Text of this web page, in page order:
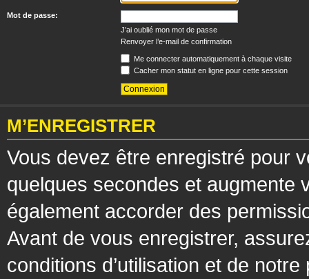
Mot de passe:
J’ai oublié mon mot de passe
Renvoyer l’e-mail de confirmation
Me connecter automatiquement à chaque visite
Cacher mon statut en ligne pour cette session
M’ENREGISTRER
Vous devez être enregistré pour
quelques secondes et augmente
également accorder des
Avant de vous enregistrer,
conditions d’utilisation et de